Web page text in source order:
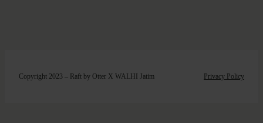
Copyright 2023 – Raft by Otter X WALHI Jatim Privacy Policy